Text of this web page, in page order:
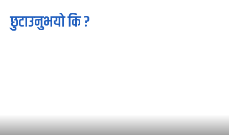
छुटाउनुभयो कि ?